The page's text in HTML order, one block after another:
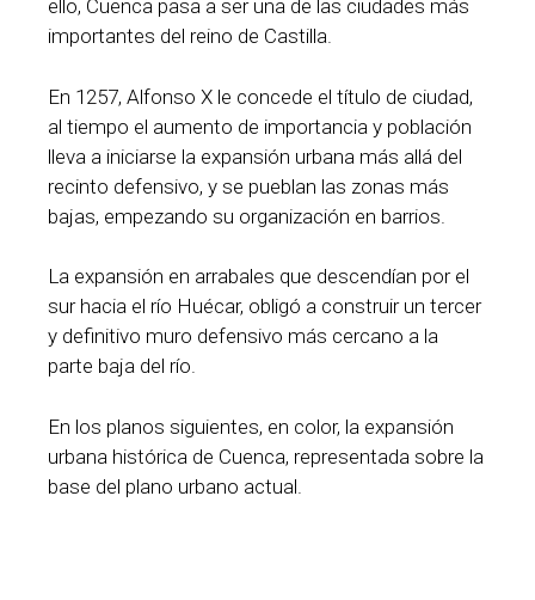
ello, Cuenca pasa a ser una de las ciudades más
importantes del reino de Castilla.
En 1257, Alfonso X le concede el título de ciudad,
al tiempo el aumento de importancia y población
lleva a iniciarse la expansión urbana más allá del
recinto defensivo, y se pueblan las zonas más
bajas, empezando su organización en barrios.
La expansión en arrabales que descendían por el
sur hacia el río Huécar, obligó a construir un tercer
y definitivo muro defensivo más cercano a la
parte baja del río.
En los planos siguientes, en color, la expansión
urbana histórica de Cuenca, representada sobre la
base del plano urbano actual.